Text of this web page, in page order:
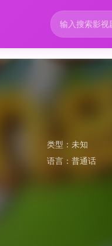
类型： 未知
语言： 普通话